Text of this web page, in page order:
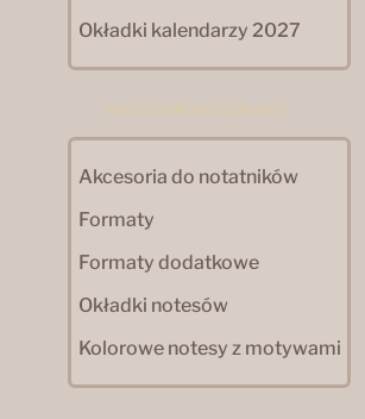
Okładki kalendarzy 2027
Akcesoria do notatników
Formaty
Formaty dodatkowe
Okładki notesów
Kolorowe notesy z motywami